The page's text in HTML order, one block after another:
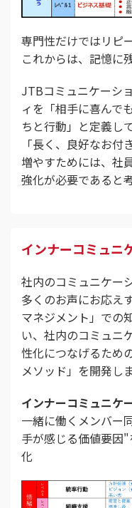
専門性だけではリピ
これからは、記憶に
JTBコミュニケーシ
ィを「相手に喜んで
ちと行動」と定義し
「長く、良好なお
増やすためには、社
強化が必要であると
インナーコミュニ
社内のコミュニケー
多くのお声にお応え
マネジメント」での
い、社内のコミュニ
性化につなげるため
メソッド」を開発し
インナーコミュニケ
一緒に働くメンバー
手が感じる価値要因
化